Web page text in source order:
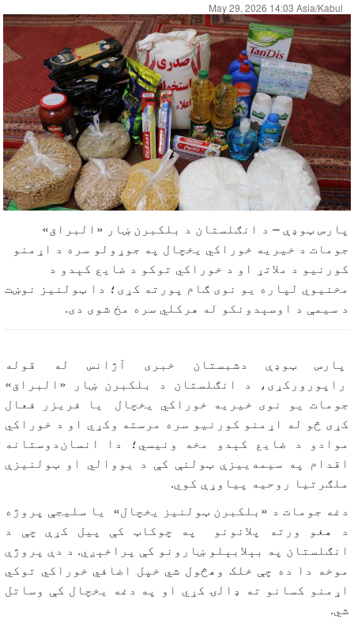
May 29, 2026 14:03 Asia/Kabul
پارس ټوډې – د انګلستان د بلکبرن ښار «البراق»
جومات د خیریه خوراکي یخچال په جوړولو سره د اړمنو
کورنیو د ملاتړ او د خوراکي توکو د ضایع کېدو د
مخنیوي لپاره یو نوی ګام پورته کړی؛ دا ټولنیز نوښت
د سیمې د اوسېدونکو له هرکلي سره مخ شوی دی.
پارس ټوډې دشبستان خبری آژانس له قوله
راپورورکړی، د انګلستان د بلکبرن ښار «البراق»
جومات یو نوی خیریه خوراکي یخچال یا فریزر فعال
کړی څو له اړمنو کورنیو سره مرسته وکړي او د خوراکي
موادو د ضایع کېدو مخه ونیسي؛ دا انسان‌دوستانه
اقدام په سیمه‌ییزې ټولنې کې د یووالي او ټولنیزې
ملګرتیا روحیه پیاوړې کوي.
دغه جومات د «بلکبرن ټولنیز یخچال» یا سلیجې پروژه
د هغو ورته پلانونو په چوکاټ کې پیل کړې چې د
انګلستان په بېلابېلو ښارونو کې پراخېږي. د دې پروژې
موخه دا ده چې خلک وهڅول شي خپل اضافي خوراکي توکي
اړمنو کسانو ته ډالۍ کړي او په دغه یخچال کې وساتل
شي.